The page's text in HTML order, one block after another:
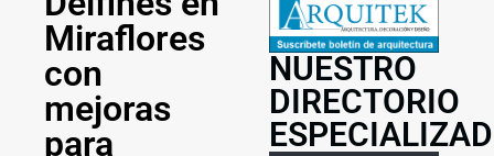
Miraflores
con
mejoras
para
NUESTRO
DIRECTORIO